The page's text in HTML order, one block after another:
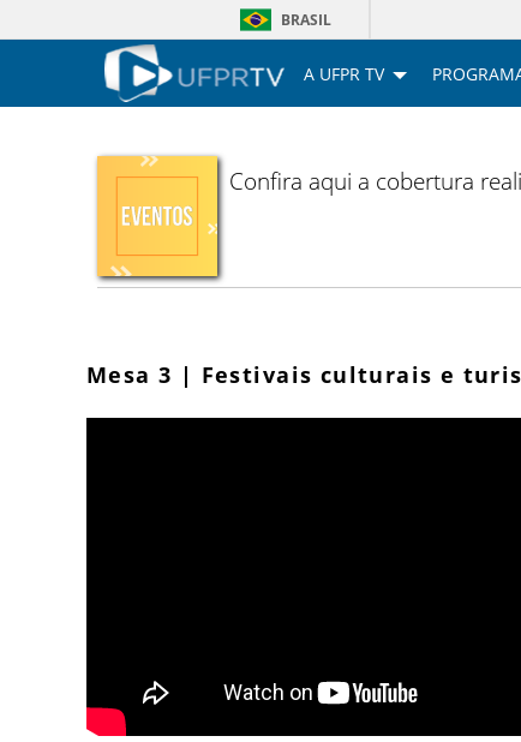
BRASIL
A UFPR TV
Confira aqui a cobertura
Mesa 3 | Festivais culturais e